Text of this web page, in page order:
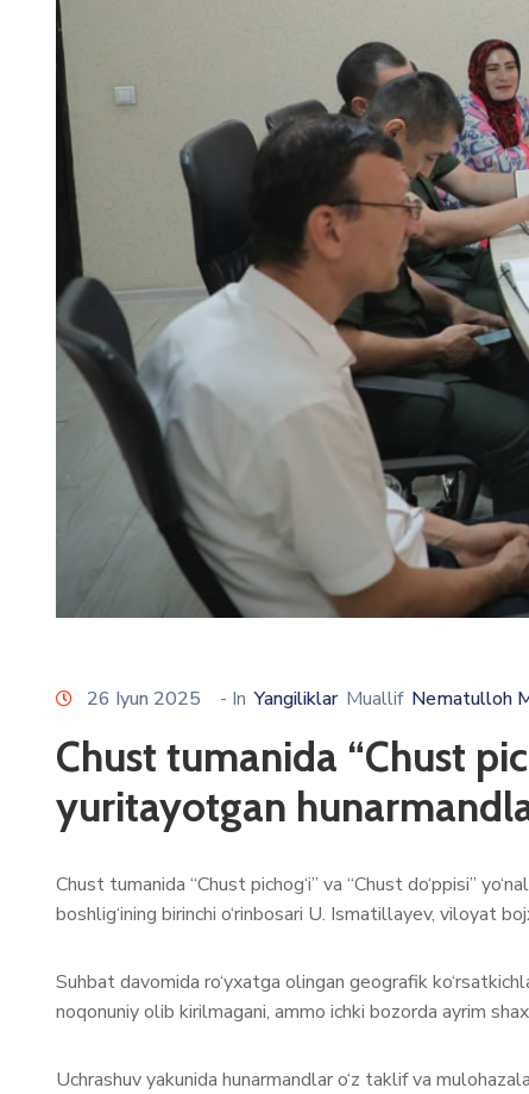
26 Iyun 2025 - In Yangiliklar Muallif Nematulloh
Chust tumanida “Chust
yuritayotgan
Chust tumanida “Chust pichog‘i” va “Chust do‘ppisi”
boshlig‘ining birinchi o‘rinbosari U. Ismatillayev, viloyat
Suhbat davomida ro‘yxatga olingan geografik
noqonuniy olib kirilmagani, ammo ichki bozorda ayrim
Uchrashuv yakunida hunarmandlar o‘z taklif va